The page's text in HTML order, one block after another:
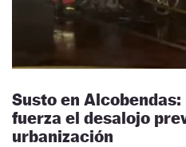
Susto en
fuerza el desalojo
urbanización